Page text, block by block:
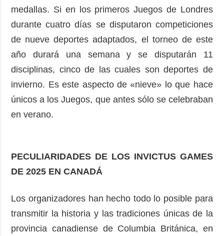
medallas. Si en los primeros Juegos de Londres
durante cuatro días se disputaron competiciones
de nueve deportes adaptados, el torneo de este
año durará una semana y se disputarán 11
disciplinas, cinco de las cuales son deportes de
invierno. Es este aspecto de «nieve» lo que hace
únicos a los Juegos, que antes sólo se celebraban
en verano.
PECULIARIDADES DE LOS INVICTUS GAMES
DE 2025 EN CANADÁ
Los organizadores han hecho todo lo posible para
transmitir la historia y las tradiciones únicas de la
provincia canadiense de Columbia Británica, en